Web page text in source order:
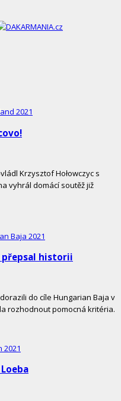
Krzysztof Hołowczyc s
vyhrál domácí soutěž již
přepsal historii
do cíle Hungarian Baja v
rozhodnout pomocná kritéria.